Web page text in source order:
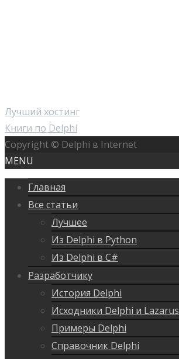
Лучший хостинг
Книги по Delphi
Copyright © Delphi в Internet
MENU
Главная
Все статьи
Лучшее
Из Delphi в Python
Из Delphi в C#
Разработчику
История Delphi
Исходники Delphi и Lazarus
Примеры Delphi
Справочник Delphi